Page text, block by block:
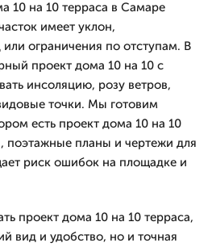
10 на 10 терраса в Самаре
имеет уклон,
ограничения по отступам. В
проект дома 10 на 10 с
инсоляцию, розу ветров,
точки. Мы готовим
есть проект дома 10 на 10
поэтажные планы и чертежи для
риск ошибок на площадке и
проект дома 10 на 10 терраса,
вид и удобство, но и точная